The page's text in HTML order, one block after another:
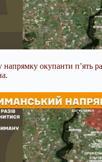
окупанти п’ять